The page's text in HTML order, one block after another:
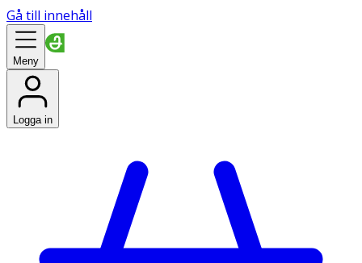
Gå till innehåll
Meny
Logga in